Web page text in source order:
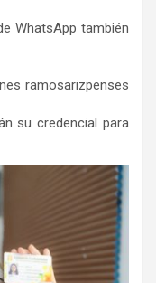
WhatsApp también
ramosarizpenses
su credencial para